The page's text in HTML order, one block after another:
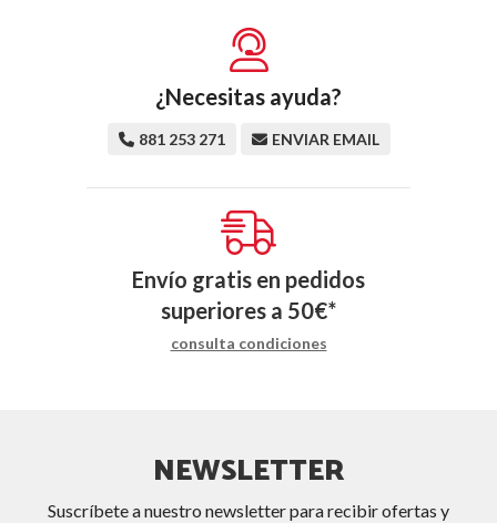
¿Necesitas ayuda?
881 253 271 ENVIAR EMAIL
Envío gratis en pedidos
superiores a 50€*
consulta condiciones
NEWSLETTER
Suscríbete a nuestro newsletter para recibir ofertas y